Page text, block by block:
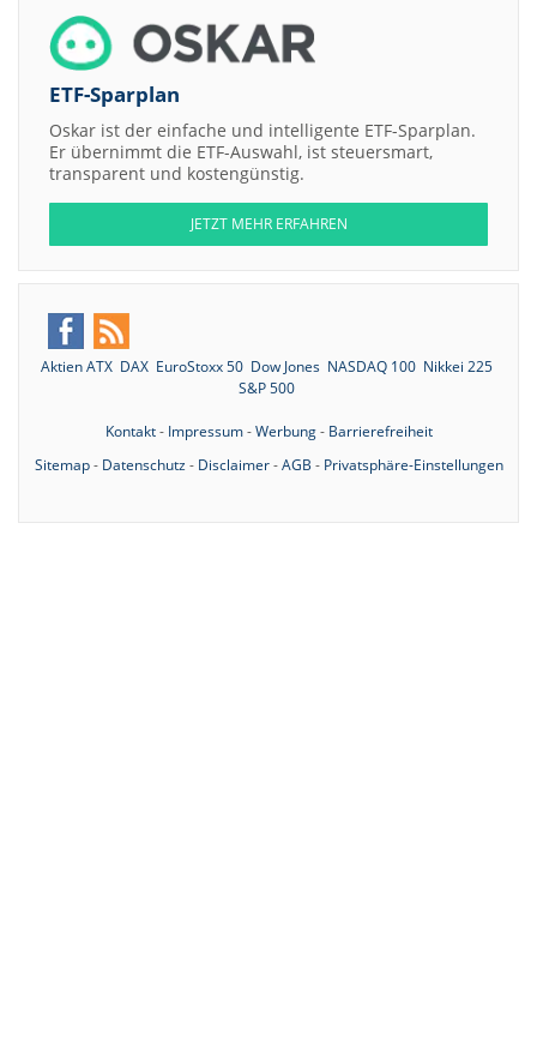
ETF-Sparplan
Oskar ist der einfache und intelligente ETF-Sparplan.
Er übernimmt die ETF-Auswahl, ist steuersmart,
transparent und kostengünstig.
JETZT MEHR ERFAHREN
Aktien ATX DAX EuroStoxx 50 Dow Jones NASDAQ 100 Nikkei 225
S&P 500
Kontakt- Impressum-Werbung- Barrierefreiheit
Sitemap- Datenschutz- Disclaimer-AGB - Privatsphäre-Einstellungen